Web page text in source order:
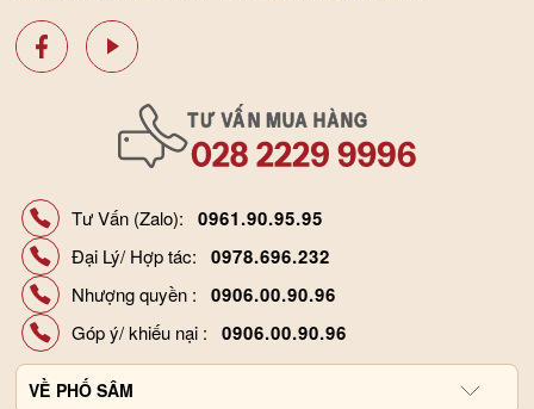
- Để nơi khô ráo, thoáng mát, tránh xa tầm tay trẻ em.
Tư Vấn (Zalo):0961.90.95.95
Đại Lý/ Hợp tác:0978.696.232
Nhượng quyền :0906.00.90.96
Góp ý/ khiếu nại :0906.00.90.96
VỀ PHỐ SÂM